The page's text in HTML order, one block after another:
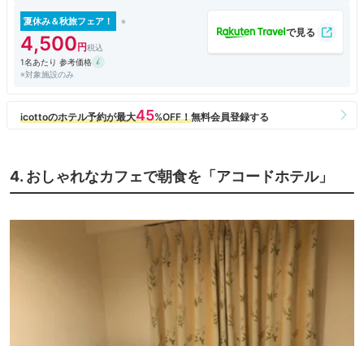
夏休み＆秋旅フェア！
4,500
1名あたり 参考価格
※対象施設のみ
4. おしゃれなカフェで朝食を「アコードホテル」